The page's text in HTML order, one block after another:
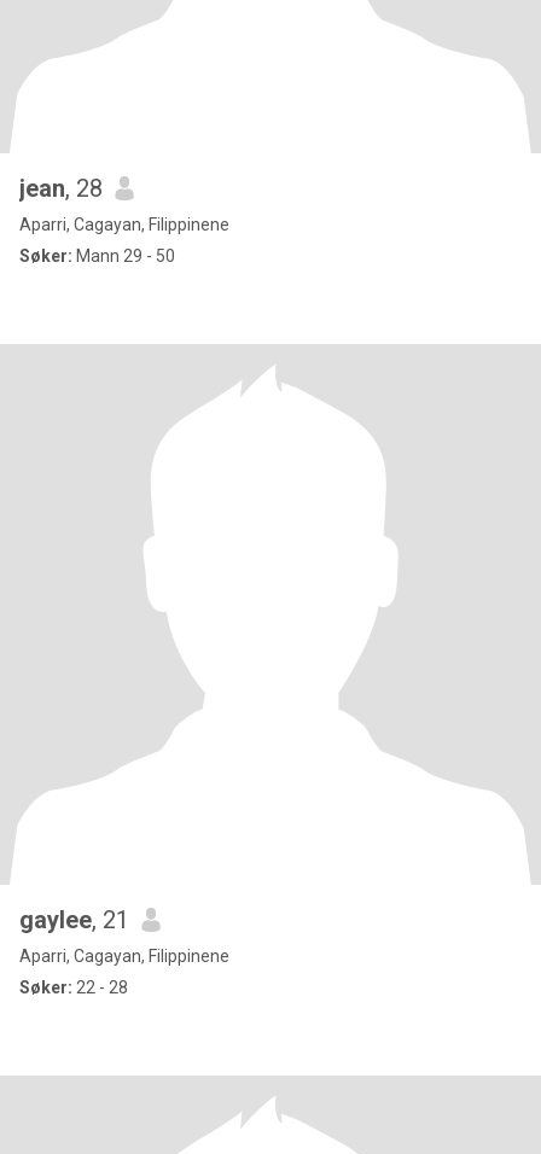
jean, 28
Aparri, Cagayan, Filippinene
Søker: Mann 29 - 50
gaylee, 21
Aparri, Cagayan, Filippinene
Søker: 22 - 28